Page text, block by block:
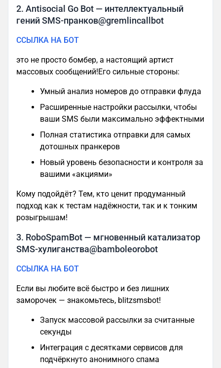
2. Antisocial Go Bot — интеллектуальный
гений SMS-пранков@gremlincallbot
ССЫЛКА НА БОТ
это не просто бомбер, а настоящий артист
массовых сообщений!Его сильные стороны:
Умный анализ номеров до отправки флуда
Расширенные настройки рассылки, чтобы
ваши SMS были максимально эффектными
Полная статистика отправки для самых
дотошных пранкеров
Новый уровень безопасности и контроля за
вашими «акциями»
Кому подойдёт? Тем, кто ценит продуманный
подход как к тестам надёжности, так и к тонким
розыгрышам!
3. RoboSpamBot — мгновенный катализатор
SMS-хулиганства@bamboleorobot
ССЫЛКА НА БОТ
Если вы любите всё быстро и без лишних
заморочек — знакомьтесь, blitzsmsbot!
Запуск массовой рассылки за считанные
секунды
Интеграция с десятками сервисов для
подчёркнуто анонимного спама